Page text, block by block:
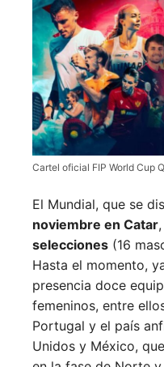
Cartel oficial FIP World Cup
El Mundial, que se
noviembre en Catar
selecciones (16
Hasta el momento,
presencia doce
femeninos, entre
Portugal y el país
Unidos y México,